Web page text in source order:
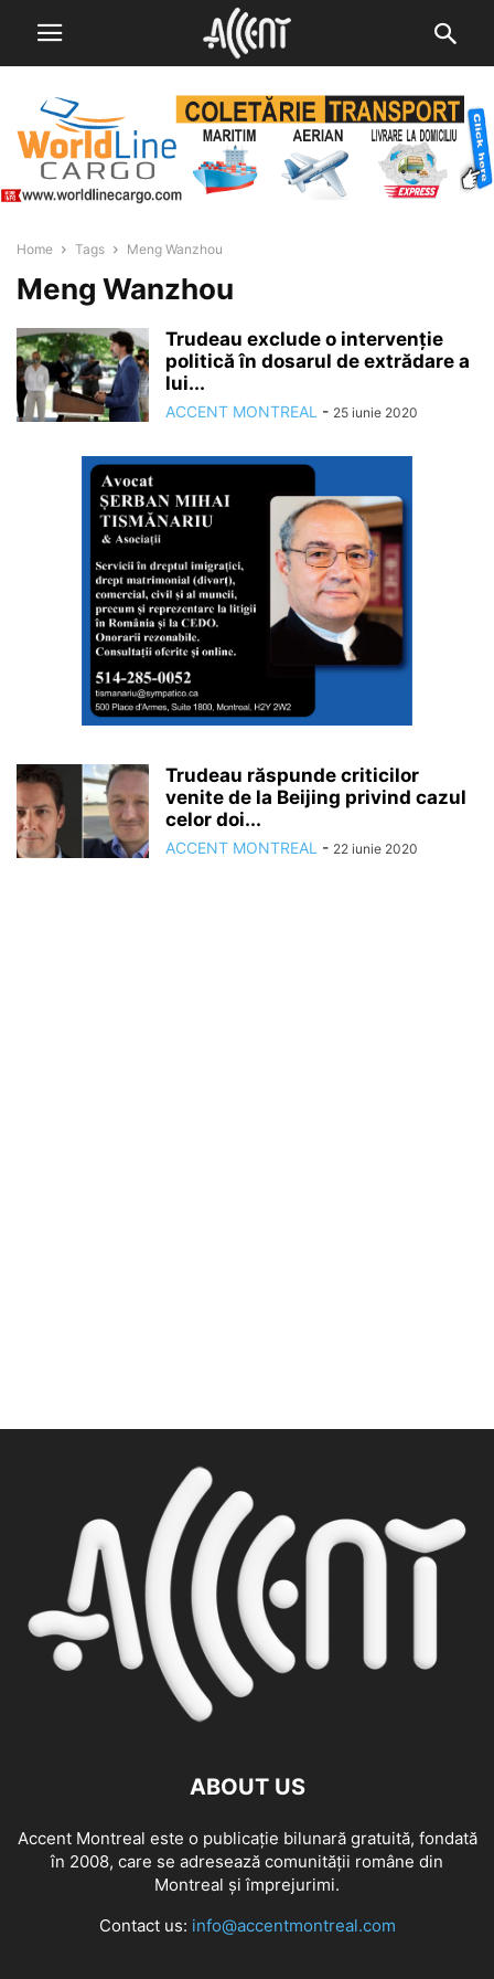
Home Tags Meng Wanzhou
Meng Wanzhou
Trudeau exclude o intervenție
politică în dosarul de extrădare a
lui...
ACCENT MONTREAL - 25 iunie 2020
Trudeau răspunde criticilor
venite de la Beijing privind cazul
celor doi...
ACCENT MONTREAL - 22 iunie 2020
ABOUT US
Accent Montreal este o publicație bilunară gratuită, fondată
în 2008, care se adresează comunităţii române din
Montreal şi împrejurimi.
Contact us: info@accentmontreal.com